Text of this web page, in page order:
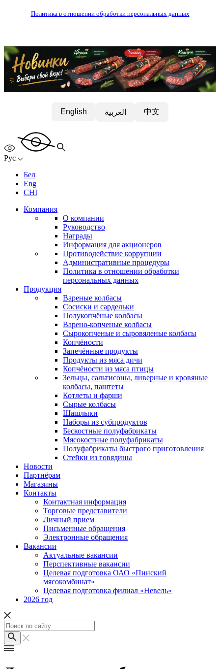
Политика в отношении обработки персональных данных
English العربية 中文
Рус
Бел
Eng
CHI
Компания
О компании
Руководство
Награды
Информация для акционеров
Противодействие коррупции
Административные процедуры
Политика в отношении обработки
персональных данных
Продукция
Вареные колбасы
Сосиски и сардельки
Полукопчёные колбасы
Варено-копченые колбасы
Сырокопченые и сыровяленые колбасы
Копчёности
Запечённые продукты
Продукты из мяса дичи
Копчёности из мяса птицы
Зельцы, сальтисоны, ливерные и кровяные
колбасы, паштеты
Котлеты и фарши
Сырые колбасы
Шашлыки
Наборы из субпродуктов
Бескостные полуфабрикаты
Мясокостные полуфабрикаты
Полуфабрикаты быстрого приготовления
Стейки из говядины
Новости
Партнёрам
Магазины
Контакты
Контактная информация
Торговые представители
Личный прием
Письменные обращения
Электронные обращения
Вакансии
Актуальные вакансии
Перспективные вакансии
Целевая подготовка ОАО «Пинский
мясокомбинат»
Целевая подготовка филиал «Невель»
2026 год